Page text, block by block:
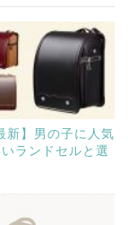
新】男の子に人気
ランドセルと選